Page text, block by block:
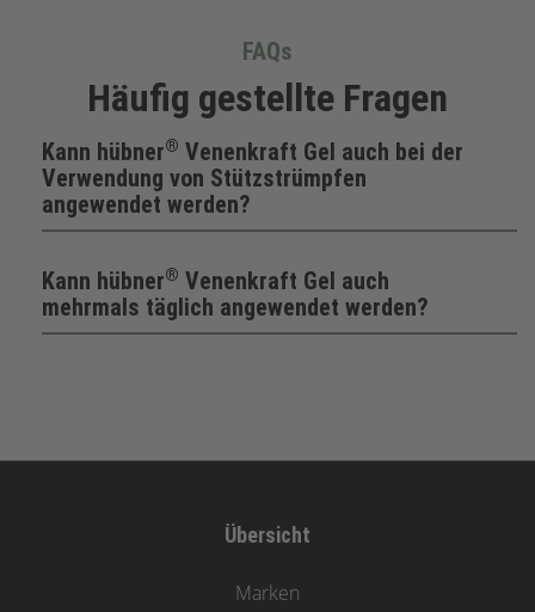
FAQs
Häufig gestellte Fragen
Kann hübner® Venenkraft Gel auch bei der
Verwendung von Stützstrümpfen
angewendet werden?
Kann hübner® Venenkraft Gel auch
mehrmals täglich angewendet werden?
Übersicht
Marken